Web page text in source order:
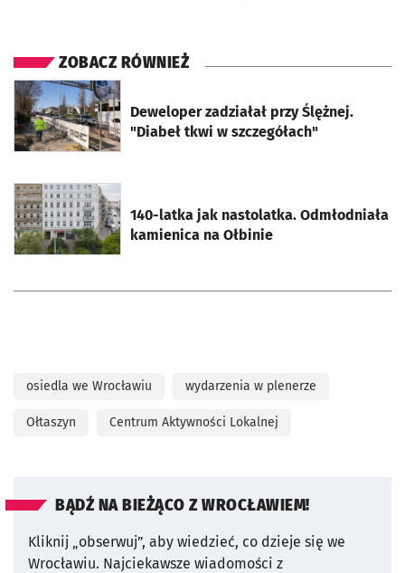
ZOBACZ RÓWNIEŻ
Deweloper zadziałał przy Ślężnej.
"Diabeł tkwi w szczegółach"
otworzy się w nowej karcie
140-latka jak nastolatka. Odmłodniała
kamienica na Ołbinie
otworzy się w nowej karcie
osiedla we Wrocławiu wydarzenia w plenerze
Ołtaszyn Centrum Aktywności Lokalnej
BĄDŹ NA BIEŻĄCO Z WROCŁAWIEM!
Kliknij „obserwuj”, aby wiedzieć, co dzieje się we
Wrocławiu. Najciekawsze wiadomości z